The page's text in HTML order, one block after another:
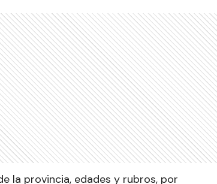
la provincia, edades y rubros, por